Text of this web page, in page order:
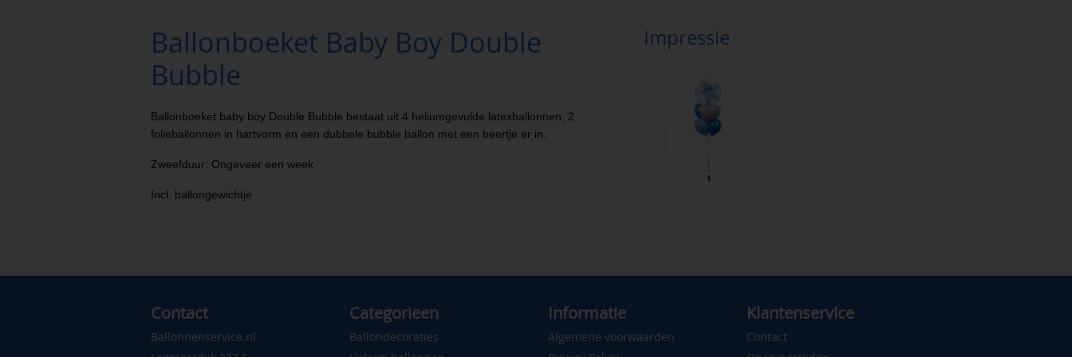
Ballonboeket Baby Boy Double
Bubble
Ballonboeket baby boy Double Bubble bestaat uit 4 heliumgevulde latexballonnen, 2
folieballonnen in hartvorm en een dubbele bubble ballon met een beertje er in.
Zweefduur: Ongeveer een week
Incl. ballongewichtje
Impressie
Contact
Ballonnenservice.nl
Categorieen
Ballondecoraties
Informatie
Algemene voorwaarden
Klantenservice
Contact